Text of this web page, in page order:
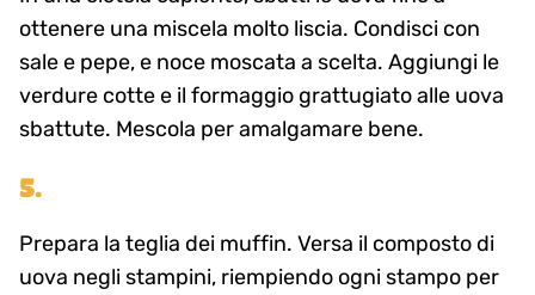
ottenere una miscela molto liscia. Condisci con
sale e pepe, e noce moscata a scelta. Aggiungi le
verdure cotte e il formaggio grattugiato alle uova
sbattute. Mescola per amalgamare bene.
5.
Prepara la teglia dei muffin. Versa il composto di
uova negli stampini, riempiendo ogni stampo per